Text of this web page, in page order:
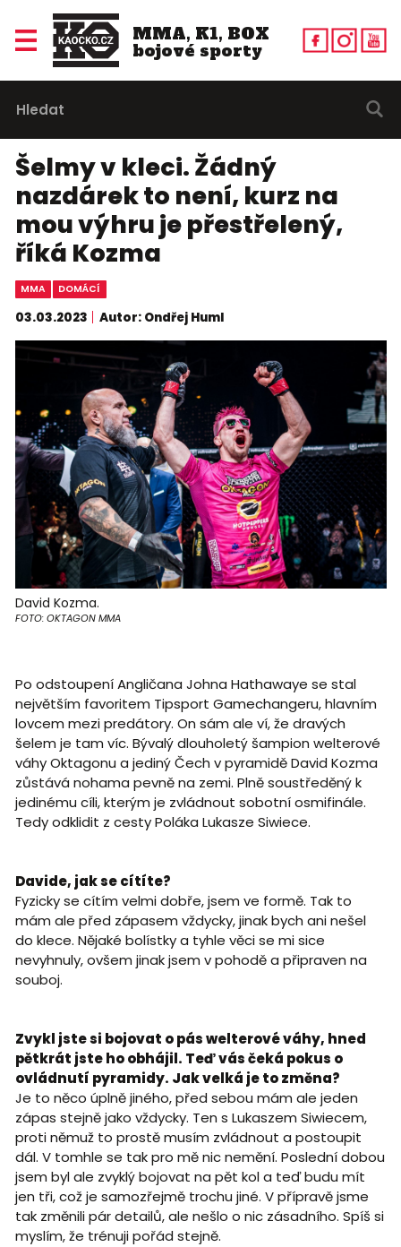
MMA, K1, BOX
bojové sporty
Šelmy v kleci. Žádný
nazdárek to není, kurz na
mou výhru je přestřelený,
říká Kozma
MMA DOMÁCÍ
03.03.2023 Autor: Ondřej Huml
David Kozma.
FOTO: OKTAGON MMA
Po odstoupení Angličana Johna Hathawaye se stal
největším favoritem Tipsport Gamechangeru, hlavním
lovcem mezi predátory. On sám ale ví, že dravých
šelem je tam víc. Bývalý dlouholetý šampion welterové
váhy Oktagonu a jediný Čech v pyramidě David Kozma
zůstává nohama pevně na zemi. Plně soustředěný k
jedinému cíli, kterým je zvládnout sobotní osmifinále.
Tedy odklidit z cesty Poláka Lukasze Siwiece.
Davide, jak se cítíte?
Fyzicky se cítím velmi dobře, jsem ve formě. Tak to
mám ale před zápasem vždycky, jinak bych ani nešel
do klece. Nějaké bolístky a tyhle věci se mi sice
nevyhnuly, ovšem jinak jsem v pohodě a připraven na
souboj.
Zvykl jste si bojovat o pás welterové váhy, hned
pětkrát jste ho obhájil. Teď vás čeká pokus o
ovládnutí pyramidy. Jak velká je to změna?
Je to něco úplně jiného, před sebou mám ale jeden
zápas stejně jako vždycky. Ten s Lukaszem Siwiecem,
proti němuž to prostě musím zvládnout a postoupit
dál. V tomhle se tak pro mě nic nemění. Poslední dobou
jsem byl ale zvyklý bojovat na pět kol a teď budu mít
jen tři, což je samozřejmě trochu jiné. V přípravě jsme
tak změnili pár detailů, ale nešlo o nic zásadního. Spíš si
myslím, že trénuji pořád stejně.